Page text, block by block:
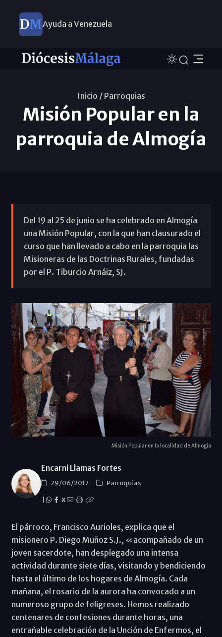
Ayuda a Venezuela
Inicio / Parroquias
Misión Popular en la
parroquia de Almogía
Del 19 al 25 de junio se ha celebrado en Almogía
una Misión Popular, con la que han clausurado el
curso que han llevado a cabo en la parroquia las
Misioneras de las Doctrinas Rurales, fundadas
por el P. Tiburcio Arnáiz, SJ.
Misión Popular en la localidad de Almogía
Encarni Llamas Fortes
29/06/2017
Parroquias
X
El párroco, Francisco Aurioles, explica que el
misionero P. Diego Muñoz S.J., «acompañado de un
joven sacerdote, han desplegado una intensa
actividad durante siete días, visitando y bendiciendo
hasta el último de los hogares de Almogía. Cada
mañana, el rosario de la aurora ha convocado a un
numeroso grupo de feligreses. Hemos realizado
centenares de confesiones durante horas, una
entrañable celebración de la Unción de Enfermos, el